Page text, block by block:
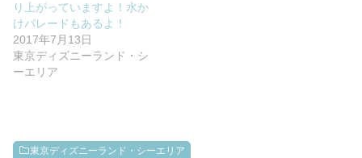
り上がっていますよ！水か
けパレードもあるよ！
2017年7月13日
東京ディズニーランド・シ
ーエリア
東京ディズニーランド・シーエリア